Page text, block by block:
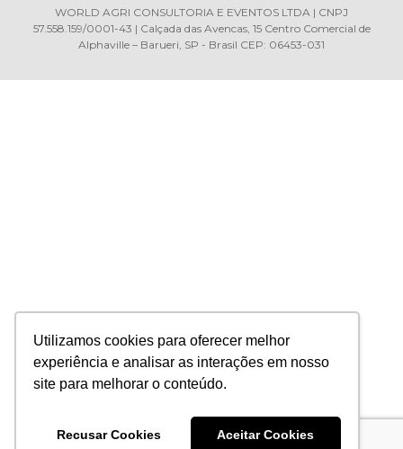
Utilizamos cookies para oferecer melhor
experiência e analisar as interações em nosso
site para melhorar o conteúdo.
Recusar Cookies Aceitar Cookies
WORLD AGRI CONSULTORIA E EVENTOS LTDA | CNPJ
57.558.159/0001-43 | Calçada das Avencas, 15 Centro Comercial de
Alphaville – Barueri, SP - Brasil CEP: 06453-031